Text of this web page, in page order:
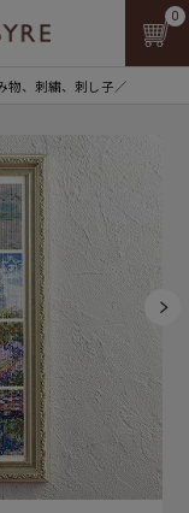
物、刺繍、刺し子／
0